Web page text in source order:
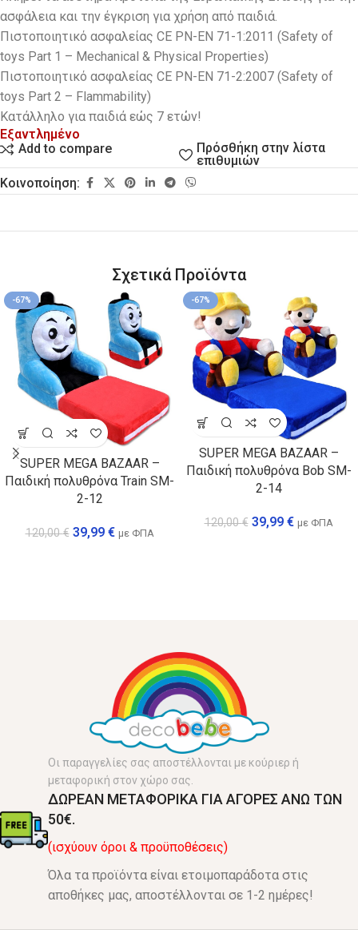
ασφάλεια και την έγκριση για χρήση από παιδιά.
Πιστοποιητικό ασφαλείας CE PN-EN 71-1:2011 (Safety of
toys Part 1 – Mechanical & Physical Properties)
Πιστοποιητικό ασφαλείας CE PN-EN 71-2:2007 (Safety of
toys Part 2 – Flammability)
Kατάλληλο για παιδιά εώς 7 ετών!
Εξαντλημένο
Add to compare
Πρόσθήκη στην λίστα
επιθυμιών
Κοινοποίηση:
Σχετικά Προϊόντα
-67%
SUPER MEGA BAZAAR –
Παιδική πολυθρόνα Train SM-
2-12
120,00€ 39,99 € με ΦΠΑ
-67%
SUPER MEGA BAZAAR –
Παιδική πολυθρόνα Bob SM-
2-14
120,00€ 39,99 € με ΦΠΑ
Οι παραγγελίες σας αποστέλλονται με κούριερ ή
μεταφορική στον χώρο σας.
ΔΩΡΕΑΝ ΜΕΤΑΦΟΡΙΚΑ ΓΙΑ ΑΓΟΡΕΣ ΑΝΩ ΤΩΝ
50€.
(ισχύουν όροι & προϋποθέσεις)
Όλα τα προϊόντα είναι ετοιμοπαράδοτα στις
αποθήκες μας, αποστέλλονται σε 1-2 ημέρες!